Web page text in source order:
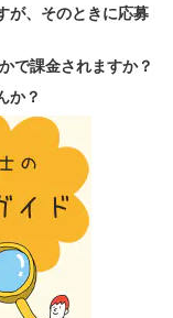
が、そのときに応募
で課金されますか？
か？